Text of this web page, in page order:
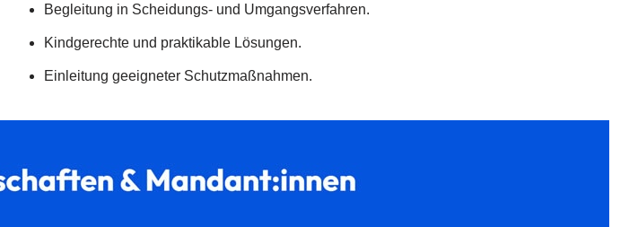
Begleitung in Scheidungs- und Umgangsverfahren.
Kindgerechte und praktikable Lösungen.
Einleitung geeigneter Schutzmaßnahmen.